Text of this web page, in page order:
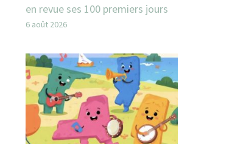
en revue ses 100 premiers jours
6 août 2026